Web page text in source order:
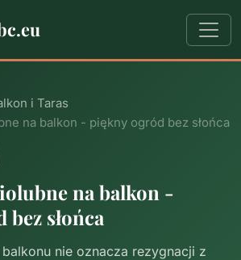
i Taras
na balkon - piękny ogród bez słońca
na balkon -
słońca
balkonu nie oznacza rezygnacji z